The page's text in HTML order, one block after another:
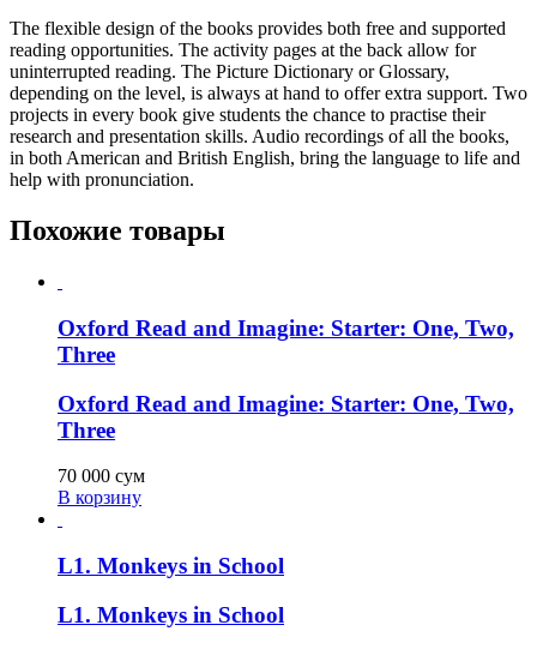
The flexible design of the books provides both free and supported
reading opportunities. The activity pages at the back allow for
uninterrupted reading. The Picture Dictionary or Glossary,
depending on the level, is always at hand to offer extra support. Two
projects in every book give students the chance to practise their
research and presentation skills. Audio recordings of all the books,
in both American and British English, bring the language to life and
help with pronunciation.
Похожие товары
Oxford Read and Imagine: Starter: One, Two,
Three
Oxford Read and Imagine: Starter: One, Two,
Three
70 000 сум
В корзину
L1. Monkeys in School
L1. Monkeys in School